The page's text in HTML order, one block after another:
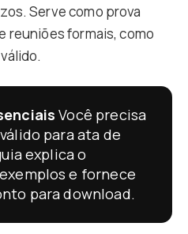
Serve como prova
reuniões formais, como
Você precisa
para ata de
explica o
e fornece
para download.